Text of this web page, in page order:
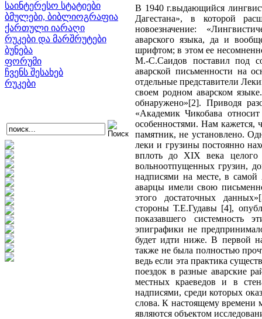
საინტერესო სტატიები
ბმულები, ბიბლიოგრაფია
ქართული იარაღი
რუკები და მარშრუტები
ბუნება
ფორუმი
ჩვენს შესახებ
რუკები
В 1940 г.выдающийся
Дагестана», в которой
новоезначение:
аварского языка, да и
шрифтом; в этом ее
М.-С.Саидов поставил под
аварской письменности на
отдельные представители
своем родном аварском
обнаружено»[2]. Приводя
«Академик Чикобава
особенностями. Нам кажется,
памятник, не установлено.
леки и грузины постоянно
вплоть до XIX века целого
вольноотпущенных грузин,
надписями на месте, в
аварцы имели свою
этого достаточных
стороны Т.Е.Гудавы [4],
показавшего системность
эпиграфики не
будет идти ниже. В первой
также не была полностью
ведь если эта практика
поездок в разные аварские
местных краеведов и в
надписями, среди которых
слова. К настоящему времени
являются объектом